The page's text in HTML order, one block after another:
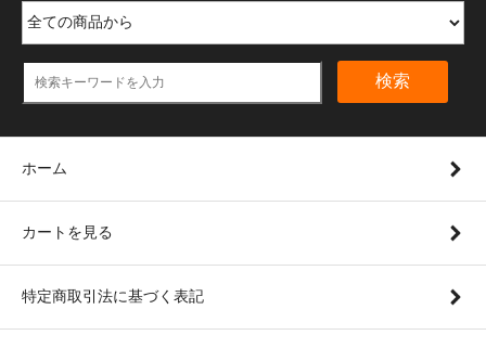
検索
ホーム
カートを見る
特定商取引法に基づく表記